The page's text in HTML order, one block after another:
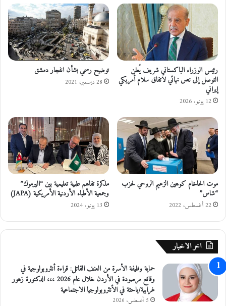
ي
و
ب
ع
م
ا
ا
ص
ر
ب
ف
و
ت
ا
ر
ي
خ
ي
ف
ي
د
ر
ي
ل
أ
رئيس الوزراء الباكستاني شريف يُعلن
التوصل إلى نص نهائي لاتفاق سلام أمريكي
إيراني
12 يونيو، 2026
توضيح رسمي بشأن انفجار دمشق
28 ديسمبر، 2021
موت الحاخام كوهين الزعيم الروحي لحزب
“شاس”
22 أغسطس، 2022
مذكرة تفاهم علمية تعليمية بين “اليرموك”
وجمعية الأطباء الأردنية الأمريكية (JAPA)
13 يونيو، 2024
اخر الاخبار
حماية وظيفة الأسرة من العنف القاتل: قراءة أنثروبولوجية في
وقائع مرصودة في الأردن خلال عام 2026 ،،، الدكتورة زهور
غرايبة/باحثة في الأنثروبولوجيا الاجتماعية
5 أغسطس، 2026